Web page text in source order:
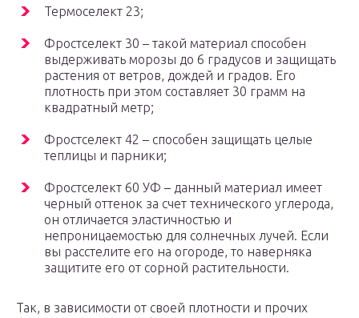
Термоселект 23;
Фростселект 30 – такой материал способен
выдерживать морозы до 6 градусов и защищать
растения от ветров, дождей и градов. Его
плотность при этом составляет 30 грамм на
квадратный метр;
Фростселект 42 – способен защищать целые
теплицы и парники;
Фростселект 60 УФ – данный материал имеет
черный оттенок за счет технического углерода,
он отличается эластичностью и
непроницаемостью для солнечных лучей. Если
вы расстелите его на огороде, то наверняка
защитите его от сорной растительности.
Так, в зависимости от своей плотности и прочих